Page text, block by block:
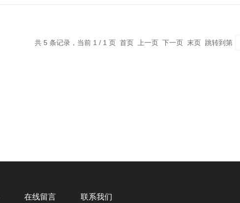
共 5 条记录，当前 1 / 1 页 首页 上一页 下一页 末页 跳转到第
在线留言 联系我们